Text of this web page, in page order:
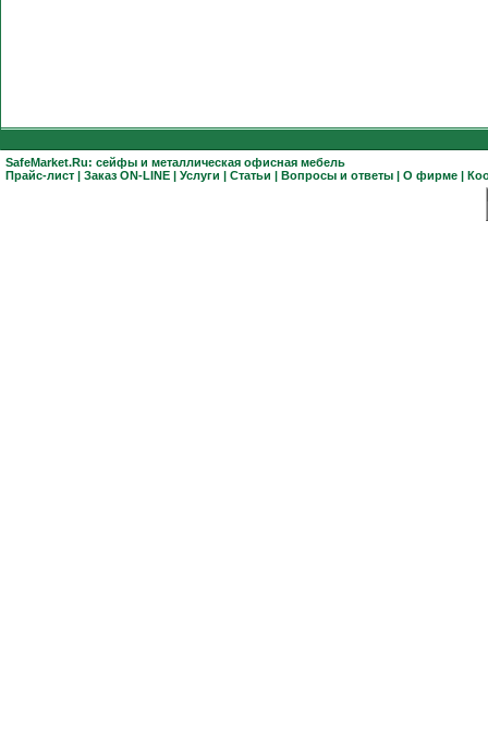
SafeMarket.Ru: сейфы и металлическая офисная мебель
Прайс-лист | Заказ ON-LINE | Услуги | Статьи | Вопросы и ответы | О фирме |